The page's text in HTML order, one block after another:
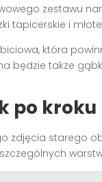
zestawu
tapicerskie i
która
będzie także
po kroku
zdjęcia starego